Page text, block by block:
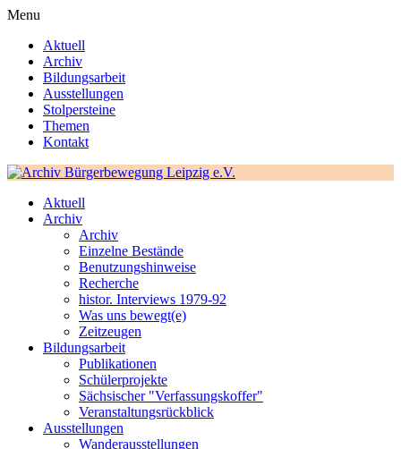
Menu
Aktuell
Archiv
Bildungsarbeit
Ausstellungen
Stolpersteine
Themen
Kontakt
Aktuell
Archiv
Archiv
Einzelne Bestände
Benutzungshinweise
Recherche
histor. Interviews 1979-92
Was uns bewegt(e)
Zeitzeugen
Bildungsarbeit
Publikationen
Schülerprojekte
Sächsischer "Verfassungskoffer"
Veranstaltungsrückblick
Ausstellungen
Wanderausstellungen